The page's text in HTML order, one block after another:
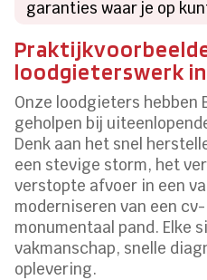
garanties waar je op
loodgieterswerk
Onze loodgieters hebben
geholpen bij
Denk aan het snel
een stevige storm, het
verstopte afvoer in een
moderniseren van een
monumentaal pand. Elke
vakmanschap, snelle
oplevering.